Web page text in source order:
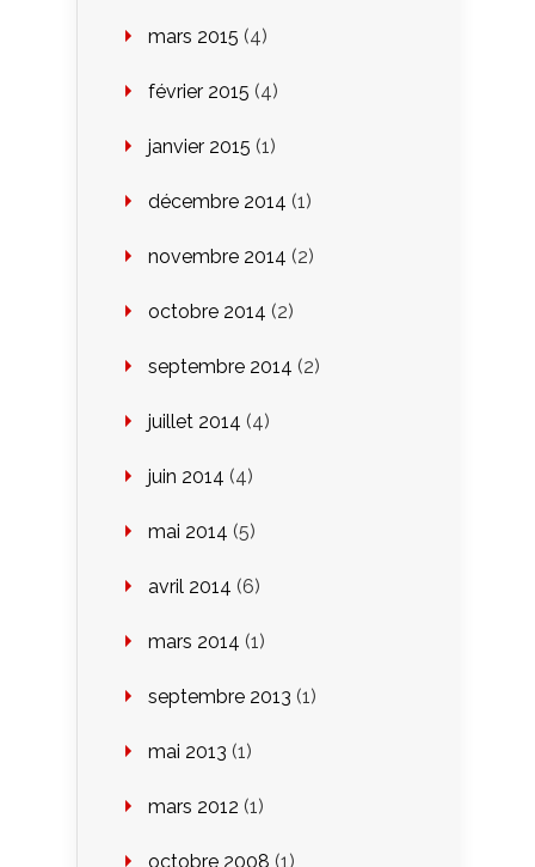
mars 2015 (4)
février 2015 (4)
janvier 2015 (1)
décembre 2014 (1)
novembre 2014 (2)
octobre 2014 (2)
septembre 2014 (2)
juillet 2014 (4)
juin 2014 (4)
mai 2014 (5)
avril 2014 (6)
mars 2014 (1)
septembre 2013 (1)
mai 2013 (1)
mars 2012 (1)
octobre 2008 (1)